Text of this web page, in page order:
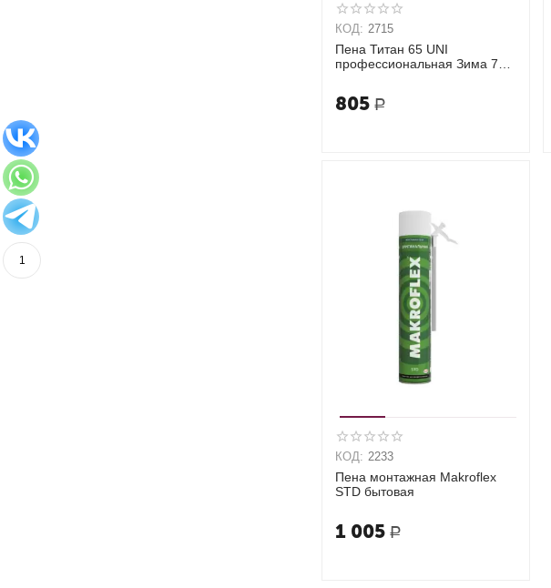
КОД: 2715
Пена Титан 65 UNI
профессиональная Зима 750
805 Р
КОД: 2233
Пена монтажная Makroflex
STD бытовая
1 005 Р
1